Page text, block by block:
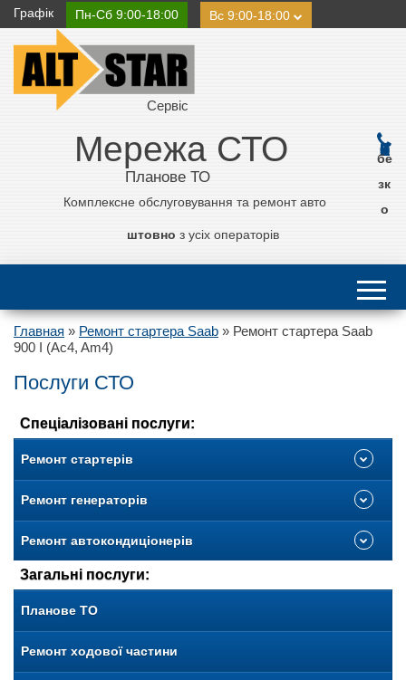
Графік Пн-Сб 9:00-18:00 Вс 9:00-18:00
Сервіс
Мережа СТО
Планове ТО
Комплексне обслуговування та ремонт авто
0 800 21 11 50
бе
зк
о
штовно з усіх операторів
Главная » Ремонт стартера Saab » Ремонт стартера Saab
900 I (Ac4, Am4)
Послуги СТО
Спеціалізовані послуги:
Ремонт стартерів
Ремонт генераторів
Ремонт автокондиціонерів
Загальні послуги:
Планове ТО
Ремонт ходової частини